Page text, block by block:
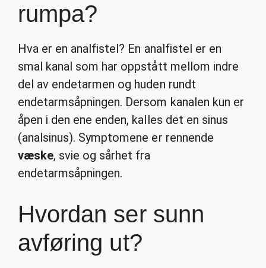
rumpa?
Hva er en analfistel? En analfistel er en
smal kanal som har oppstått mellom indre
del av endetarmen og huden rundt
endetarmsåpningen. Dersom kanalen kun er
åpen i den ene enden, kalles det en sinus
(analsinus). Symptomene er rennende
væske, svie og sårhet fra
endetarmsåpningen.
Hvordan ser sunn
avføring ut?